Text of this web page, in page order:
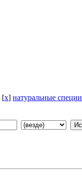
[x] натуральные специи